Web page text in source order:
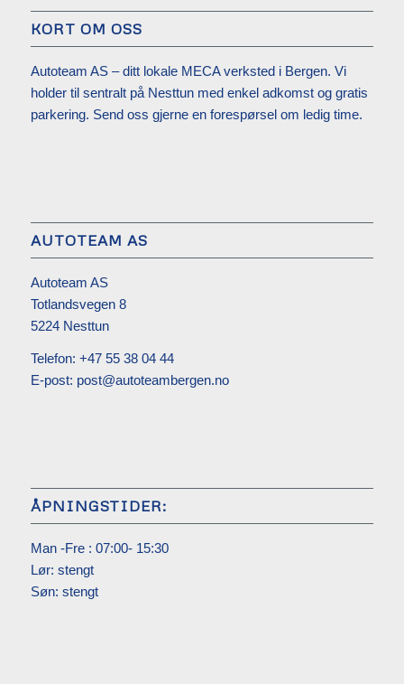
KORT OM OSS
Autoteam AS – ditt lokale MECA verksted i Bergen. Vi
holder til sentralt på Nesttun med enkel adkomst og gratis
parkering. Send oss gjerne en forespørsel om ledig time.
AUTOTEAM AS
Autoteam AS
Totlandsvegen 8
5224 Nesttun
Telefon: +47 55 38 04 44
E-post: post@autoteambergen.no
ÅPNINGSTIDER:
Man -Fre : 07:00- 15:30
Lør: stengt
Søn: stengt